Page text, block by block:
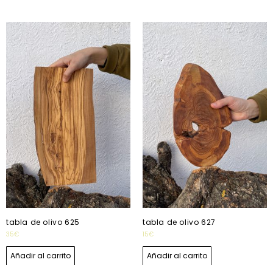
tabla de olivo 625
35€
Añadir al carrito
tabla de olivo 627
15€
Añadir al carrito